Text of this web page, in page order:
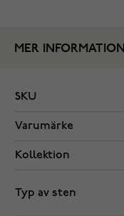
MER INFORMATION
SKU
Varumärke
Kollektion
Typ av sten